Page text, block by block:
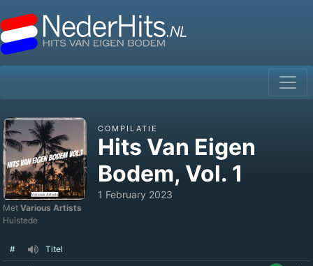
COMPILATIE
Hits Van Eigen
Bodem, Vol. 1
1 February 2023
Met Various Artists
Huistede
# Titel